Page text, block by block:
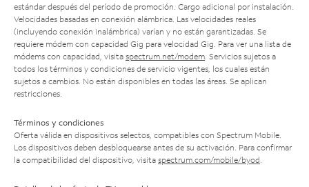
estándar después del período de promoción. Cargo adicional por instalación.
Velocidades basadas en conexión alámbrica. Las velocidades reales
(incluyendo conexión inalámbrica) varían y no están garantizadas. Se
requiere módem con capacidad Gig para velocidad Gig. Para ver una lista de
módems con capacidad, visita spectrum.net/modem . Servicios sujetos a
todos los términos y condiciones de servicio vigentes, los cuales están
sujetos a cambios. No están disponibles en todas las áreas. Se aplican
restricciones.
Términos y condiciones
Oferta válida en dispositivos selectos, compatibles con Spectrum Mobile.
Los dispositivos deben desbloquearse antes de su activación. Para confirmar
la compatibilidad del dispositivo, visita spectrum.com/mobile/byod